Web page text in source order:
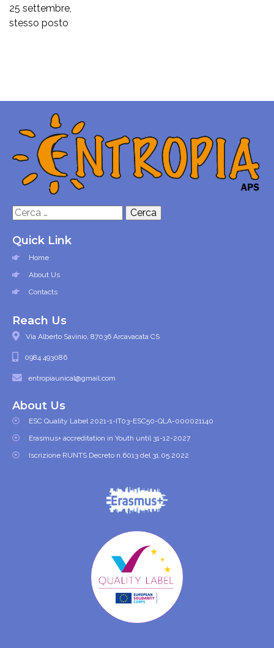
25 settembre,
stesso posto
Ricerca
Quick Link
Home
About Us
Contacts
Reach Us
Via Alberto Savinio, 87036 Arcavacata CS
0984 493086
entropiaunical@gmail.com
About Us
ESC Quality Label 2021-1-IT03-ESC50-QLA-000021140
Erasmus+ accreditation in Youth until 31-12-2027
Iscrizione RUNTS Decreto n.6013 del 31.05.2022